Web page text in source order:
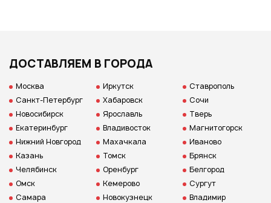
ДОСТАВЛЯЕМ В ГОРОДА
Москва
Санкт-Петербург
Новосибирск
Екатеринбург
Нижний Новгород
Казань
Челябинск
Омск
Самара
Иркутск
Хабаровск
Ярославль
Владивосток
Махачкала
Томск
Оренбург
Кемерово
Новокузнецк
Ставрополь
Сочи
Тверь
Магнитогорск
Иваново
Брянск
Белгород
Сургут
Владимир